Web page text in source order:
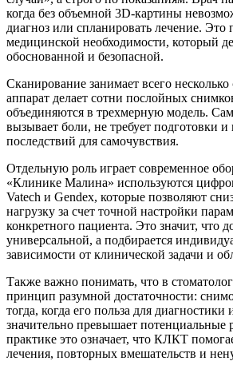
когда без объемной 3D-картины
диагноз или спланировать лечение. Это
медицинской необходимости, который
обоснованной и безопасной.
Сканирование занимает всего
аппарат делает сотни послойных
объединяются в трехмерную модель.
вызывает боли, не требует подготовки и
последствий для самочувствия.
Отдельную роль играет современное
«Клинике Малина» используются
Vatech и Gendex, которые позволяют
нагрузку за счет точной настройки
конкретного пациента. Это значит, что
универсальной, а подбирается
зависимости от клинической задачи и
Также важно понимать, что в
принцип разумной достаточности:
тогда, когда его польза для диагностики
значительно превышает потенциальные
практике это означает, что КЛКТ
лечения, повторных вмешательств и